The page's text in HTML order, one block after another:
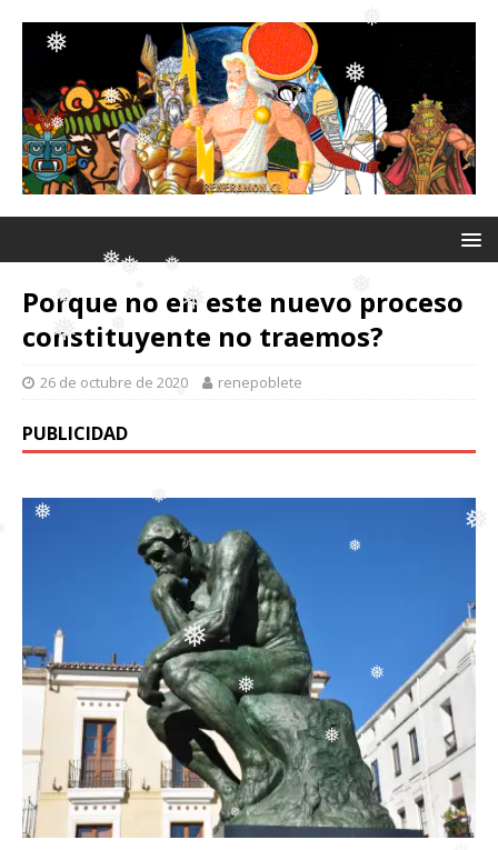
❅
❅
❅
❅
❅
❅
❅
❅
❅
❅ ❅
❅
❅
❅
❅
❅
❅
❅
❅
❅
❅
Porque no en este nuevo proceso
constituyente no traemos?
26 de octubre de 2020 renepoblete
PUBLICIDAD